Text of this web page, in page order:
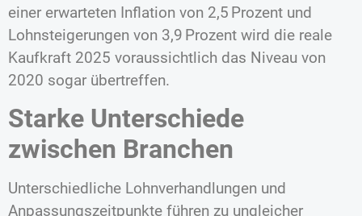
einer erwarteten Inflation von 2,5 Prozent und
Lohnsteigerungen von 3,9 Prozent wird die reale
Kaufkraft 2025 voraussichtlich das Niveau von
2020 sogar übertreffen.
Starke Unterschiede
zwischen Branchen
Unterschiedliche Lohnverhandlungen und
Anpassungszeitpunkte führen zu ungleicher